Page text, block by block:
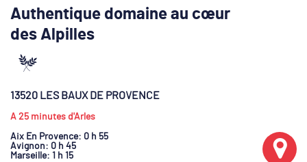
Authentique domaine au cœur
des Alpilles
13520 LES BAUX DE PROVENCE
A 25 minutes d'Arles
Aix En Provence: 0 h 55
Avignon: 0 h 45
Marseille: 1 h 15